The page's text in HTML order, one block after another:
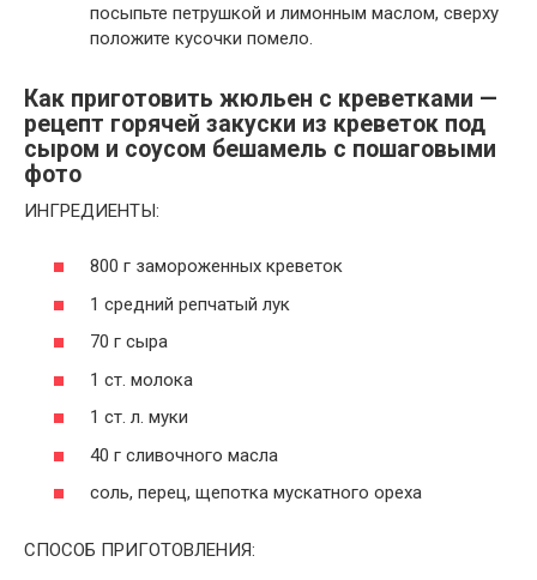
посыпьте петрушкой и лимонным маслом, сверху
положите кусочки помело.
Как приготовить жюльен с креветками —
рецепт горячей закуски из креветок под
сыром и соусом бешамель с пошаговыми
фото
ИНГРЕДИЕНТЫ:
800 г замороженных креветок
1 средний репчатый лук
70 г сыра
1 ст. молока
1 ст. л. муки
40 г сливочного масла
соль, перец, щепотка мускатного ореха
СПОСОБ ПРИГОТОВЛЕНИЯ: